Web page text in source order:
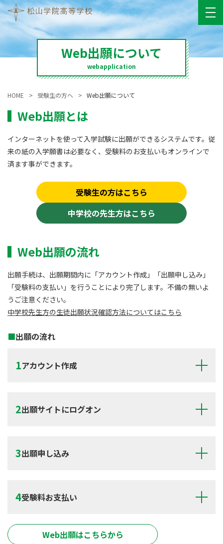
Web出願について
webapplication
HOME 受験生の方へ Web出願について
Web出願とは
インターネットを使って入学試験に出願ができるシステムです。従
来の紙の入学願書は必要なく、受験料のお支払いもオンラインで
済ます事ができます。
受験生の方はこちら
中学校の先生方はこちら
Web出願の流れ
出願手続は、出願期間内に「アカウント作成」「出願申し込み」
「受験料の支払い」を行うことにより完了します。不備の無いよ
うご注意ください。
中学校先生方の生徒出願状況確認方法についてはこちら
出願の流れ
アカウント作成
出願サイトにログオン
出願申し込み
受験料お支払い
Web出願はこちらから